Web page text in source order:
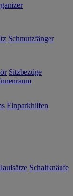
Schmutzfänger
Sitzbezüge
Einparkhilfen
Schaltknäufe